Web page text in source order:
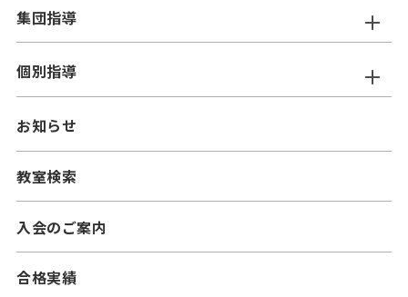
お知らせ
教室検索
入会のご案内
合格実績
集団指導
ニスコ進学スクール
━小学生コース
━中学生コース
━中学生コース
個別指導
ニスコパーソナル
━小学生コース
━中学生コース
━高校生コース